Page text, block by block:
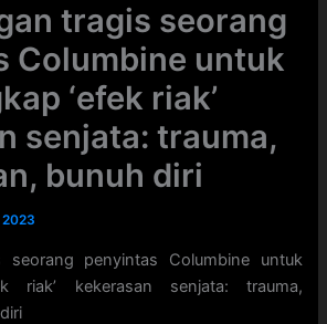
tragis seorang
Columbine untuk
‘efek riak’
senjata: trauma,
bunuh diri
2023
seorang penyintas Columbine untuk
riak’ kekerasan senjata: trauma,